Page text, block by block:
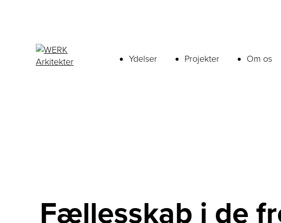
Ydelser Projekter Om os
Fællesskab i de